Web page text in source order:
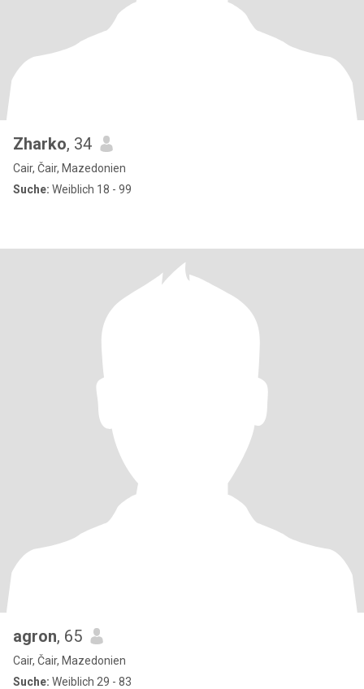
Zharko, 34
Cair, Čair, Mazedonien
Suche: Weiblich 18 - 99
agron, 65
Cair, Čair, Mazedonien
Suche: Weiblich 29 - 83